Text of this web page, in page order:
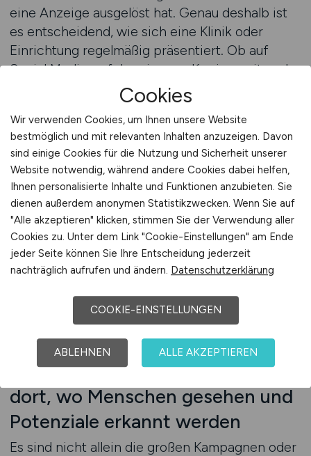
eine Anzeige ausgelöst hat. Genau deshalb ist
es entscheidend, wie sich eine Klinik oder
Einrichtung regelmäßig präsentiert. Ob auf
Social Media, auf der eigenen Karriereseite oder
auf einer spezialisierten Medizin Jobbörse – die
Botschaft muss stimmen. MEDIZIN.JOBS macht
diese Botschaft sichtbar. Jede Veröffentlichung
ist mehr als eine Anzeige – sie ist ein Teil Ihrer
Außenwirkung. Sie zeigt, wie modern,
strukturiert und glaubwürdig Ihre Einrichtung
auftritt. Durch die Spezialisierung auf
medizinische Berufe entsteht ein Umfeld, das
Ihre Aussage stärkt. Bewerbende erkennen
sofort: Hier spricht jemand aus der Praxis – und
nicht aus der Marketingabteilung. Diese
Authentizität ist es, die den Unterschied macht.
Arbeitgebermarken entstehen
dort, wo Menschen gesehen und
Potenziale erkannt werden
Es sind nicht allein die großen Kampagnen oder
Cookies
Wir verwenden Cookies, um Ihnen unsere Website
bestmöglich und mit relevanten Inhalten anzuzeigen. Davon
sind einige Cookies für die Nutzung und Sicherheit unserer
Website notwendig, während andere Cookies dabei helfen,
Ihnen personalisierte Inhalte und Funktionen anzubieten. Sie
dienen außerdem anonymen Statistikzwecken. Wenn Sie auf
"Alle akzeptieren" klicken, stimmen Sie der Verwendung aller
Cookies zu. Unter dem Link "Cookie-Einstellungen" am Ende
jeder Seite können Sie Ihre Entscheidung jederzeit
nachträglich aufrufen und ändern. Datenschutzerklärung
COOKIE-EINSTELLUNGEN
ABLEHNEN ALLE AKZEPTIEREN